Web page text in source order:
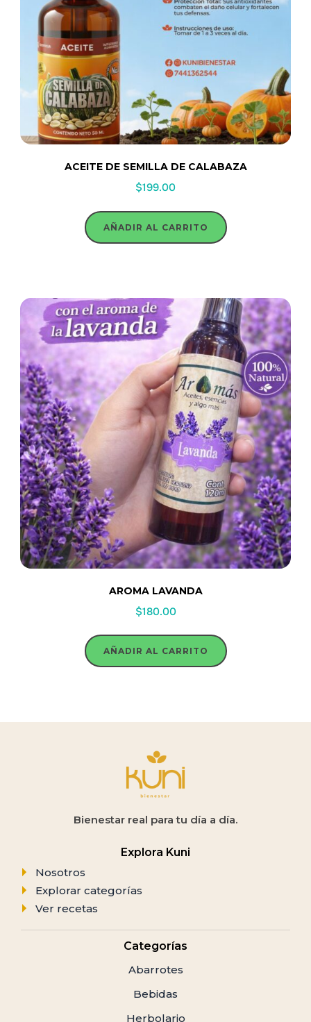
ACEITE DE SEMILLA DE CALABAZA
$199.00
AÑADIR AL CARRITO
AROMA LAVANDA
$180.00
AÑADIR AL CARRITO
Bienestar real para tu día a día.
Explora Kuni
Nosotros
Explorar categorías
Ver recetas
Categorías
Abarrotes
Bebidas
Herbolario